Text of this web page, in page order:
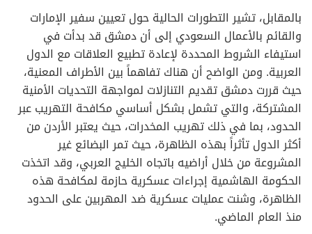
بالمقابل، تشير التطورات الحالية حول تعيين سفير الإمارات
والقائم بالأعمال السعودي إلى أن دمشق قد بدأت في
استيفاء الشروط المحددة لإعادة تطبيع العلاقات مع الدول
العربية. ومن الواضح أن هناك تفاهماً بين الأطراف المعنية،
حيث قررت دمشق تقديم التنازلات لمواجهة التحديات الأمنية
المشتركة، والتي تشمل بشكل أساسي مكافحة التهريب عبر
الحدود، بما في ذلك تهريب المخدرات، حيث يعتبر الأردن من
أكثر الدول تأثراً بهذه الظاهرة، حيث تمر البضائع غير
المشروعة من خلال أراضيه باتجاه الخليج العربي، وقد اتخذت
الحكومة الهاشمية إجراءات عسكرية حازمة لمكافحة هذه
الظاهرة، وشنت عمليات عسكرية ضد المهربين على الحدود
منذ العام الماضي.